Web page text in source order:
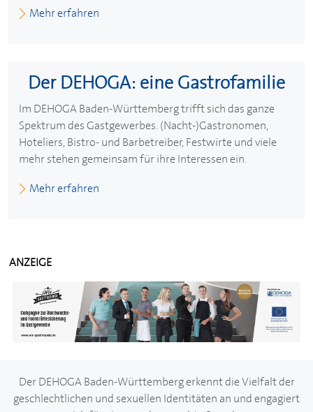
Mehr erfahren
Der DEHOGA: eine Gastrofamilie
Im DEHOGABaden-Württemberg trifft sich das ganze
Spektrum des Gastgewerbes. (Nacht-)Gastronomen,
Hoteliers, Bistro- und Barbetreiber, Festwirte und viele
mehr stehen gemeinsam für ihre Interessen ein.
Mehr erfahren
ANZEIGE
DerDEHOGABaden-Württemberg erkennt die Vielfalt der
geschlechtlichen und sexuellen Identitäten an und engagiert